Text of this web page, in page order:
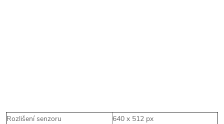
Rozlišení senzoru
640 x 512 px